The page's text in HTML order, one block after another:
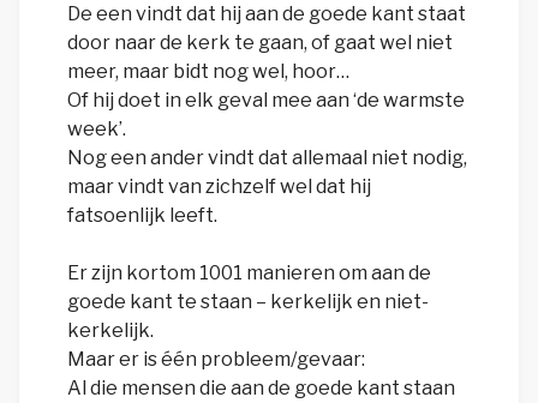
De een vindt dat hij aan de goede kant staat
door naar de kerk te gaan, of gaat wel niet
meer, maar bidt nog wel, hoor…
Of hij doet in elk geval mee aan ‘de warmste
week’.
Nog een ander vindt dat allemaal niet nodig,
maar vindt van zichzelf wel dat hij
fatsoenlijk leeft.
Er zijn kortom 1001 manieren om aan de
goede kant te staan – kerkelijk en niet-
kerkelijk.
Maar er is één probleem/gevaar:
Al die mensen die aan de goede kant staan